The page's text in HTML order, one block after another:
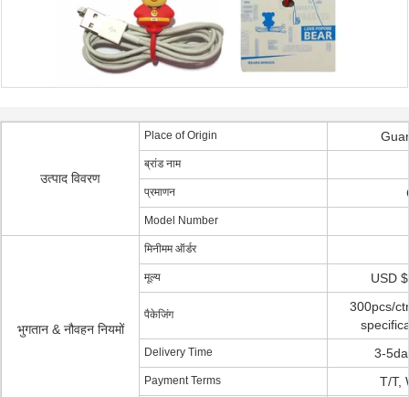
उत्पाद विवरण
Place of Origin
ब्रांड नाम
प्रमाणन
Model Number
भुगतान & नौवहन नियमों
मिनीमम ऑर्डर
मूल्य USD
पैकेजिंग
300pcs/
Delivery Time 3-
Payment Terms T/T,